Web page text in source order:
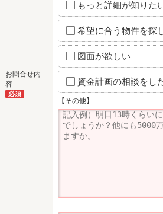
お問合せ内
容
必須
もっと詳細が知りた
希望に合う物件を探
図面が欲しい
資金計画の相談をし
【その他】